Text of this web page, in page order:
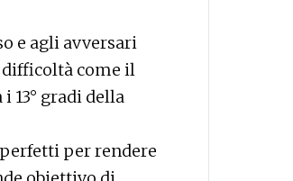
e agli avversari
come il
13° gradi della
per rendere